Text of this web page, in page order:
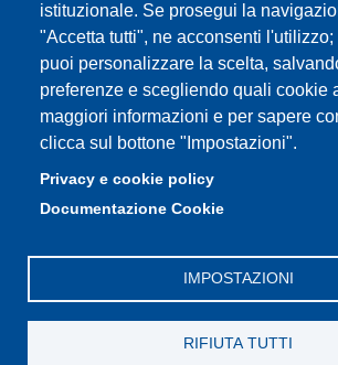
istituzionale. Se prosegui la
"Accetta tutti", ne acconsenti l'utilizzo;
puoi personalizzare la scelta,
preferenze e scegliendo quali cookie
maggiori informazioni e per sapere
clicca sul bottone "Impostazioni".
Privacy e cookie policy
Documentazione Cookie
IMPOSTAZIONI
RIFIUTA TUTTI
direzionelegale@pec.unimore.it
Sede di Modena: Via Università 4, 41121
2056511 - Fax 059 245156
Sede di Reggio Emilia: Viale A. Allegri 9,
Emilia, Tel. 0522 523041 - Fax 0522 523045